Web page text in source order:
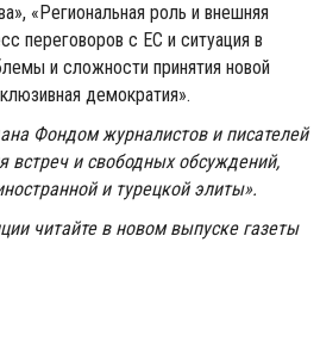
«Региональная роль и внешняя
переговоров с ЕС и ситуация в
и сложности принятия новой
демократия».
Фондом журналистов и писателей
встреч и свободных обсуждений,
и турецкой элиты».
читайте в новом выпуске газеты